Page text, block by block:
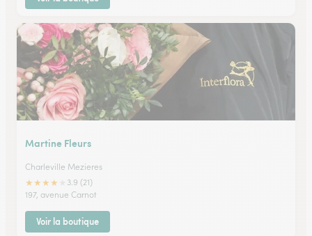
Martine Fleurs
Charleville Mezieres
★★★★
3.9 (21)
197, avenue Carnot
Voir la boutique